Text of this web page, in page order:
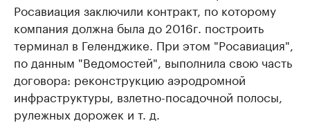
Росавиация заключили контракт, по которому
компания должна была до 2016г. построить
терминал в Геленджике. При этом "Росавиация",
по данным "Ведомостей", выполнила свою часть
договора: реконструкцию аэродромной
инфраструктуры, взлетно-посадочной полосы,
рулежных дорожек и т. д.